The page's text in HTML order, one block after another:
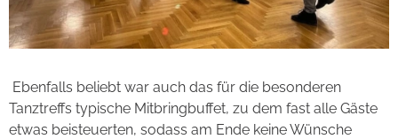
Ebenfalls beliebt war auch das für die besonderen
Tanztreffs typische Mitbringbuffet, zu dem fast alle Gäste
etwas beisteuerten, sodass am Ende keine Wünsche